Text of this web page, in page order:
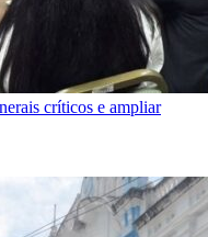
críticos e ampliar